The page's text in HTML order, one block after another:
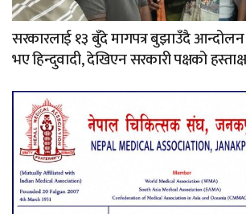
सरकारलाई १३ बुँदे मागपत्र बुझाउँदै
भए हिन्दुवादी, देखिएन सरकारी पक्षको